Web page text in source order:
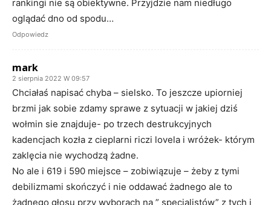
rankingi nie są obiektywne. Przyjdzie nam niedługo
oglądać dno od spodu…
Odpowiedz
mark
2 sierpnia 2022 W 09:57
Chciałaś napisać chyba – sielsko. To jeszcze upiorniej
brzmi jak sobie zdamy sprawe z sytuacji w jakiej dziś
wołmin sie znajduje- po trzech destrukcyjnych
kadencjach kozła z cieplarni riczi lovela i wróżek- którym
zaklęcia nie wychodzą żadne.
No ale i 619 i 590 miejsce – zobiwiązuje – żeby z tymi
debilizmami skończyć i nie oddawać żadnego ale to
żadnego głosu przy wyborach na ” specjalistów” z tych i